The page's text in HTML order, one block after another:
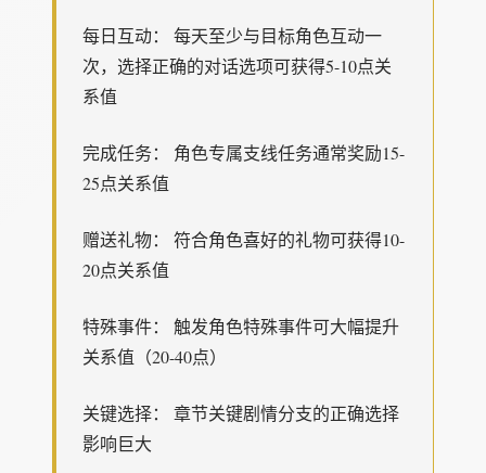
每日互动： 每天至少与目标角色互动一
次，选择正确的对话选项可获得5-10点关
系值
完成任务： 角色专属支线任务通常奖励15-
25点关系值
赠送礼物： 符合角色喜好的礼物可获得10-
20点关系值
特殊事件： 触发角色特殊事件可大幅提升
关系值（20-40点）
关键选择： 章节关键剧情分支的正确选择
影响巨大